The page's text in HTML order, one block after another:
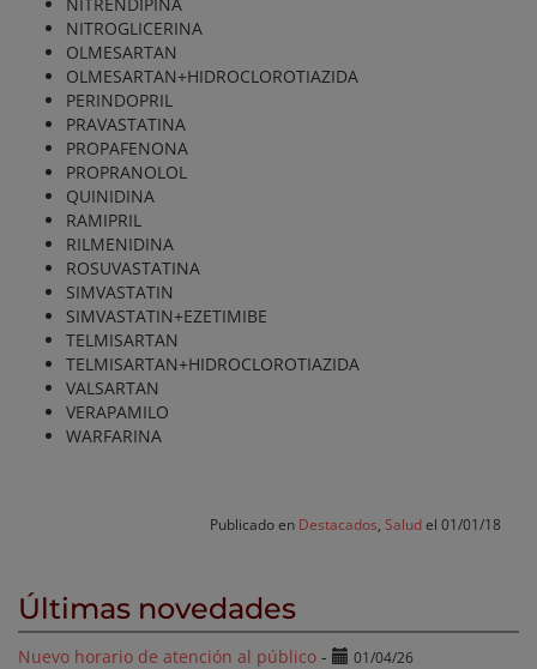
NITROGLICERINA
OLMESARTAN
OLMESARTAN+HIDROCLOROTIAZIDA
PERINDOPRIL
PRAVASTATINA
PROPAFENONA
PROPRANOLOL
QUINIDINA
RAMIPRIL
RILMENIDINA
ROSUVASTATINA
SIMVASTATIN
SIMVASTATIN+EZETIMIBE
TELMISARTAN
TELMISARTAN+HIDROCLOROTIAZIDA
VALSARTAN
VERAPAMILO
WARFARINA
Publicado en Destacados Saludel 01/01/18
Últimas novedades
Nuevo horario de atención al público - 01/04/26